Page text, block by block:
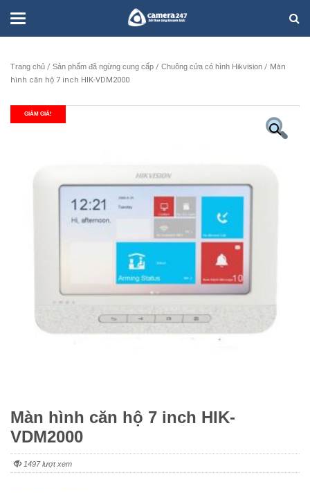
Trang chủ / Sản phẩm đã ngừng cung cấp / Chuông cửa có hình Hikvision / Màn
hình căn hộ 7 inch HIK-VDM2000
GIẢM GIÁ!
Màn hình căn hộ 7 inch HIK-
VDM2000
1497 lượt xem